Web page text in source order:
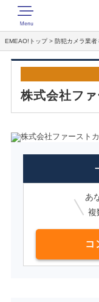
EMEAO!トップ > 防犯カメラ業者
株式会社フ
あ
複
コ